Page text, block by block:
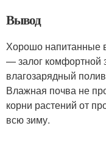
Вывод
Хорошо напитанные
— залог комфортной
влагозарядный
Влажная почва не
корни растений от
всю зиму.